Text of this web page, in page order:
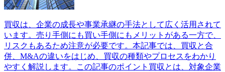
買収は、企業の成長や事業承継の手法として広く活用されて
います。売り手側にも買い手側にもメリットがある一方で、
リスクもあるため注意が必要です。本記事では、買収と合
併、M&Aの違いをはじめ、買収の種類やプロセスをわかり
やすく解説します。この記事のポイント買収とは、対象企業